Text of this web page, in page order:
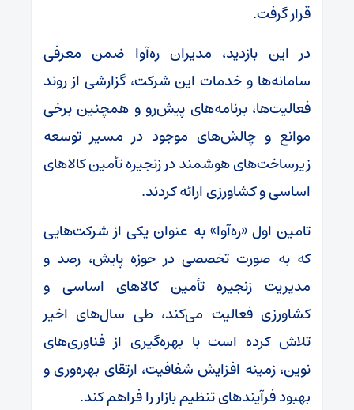
قرار گرفت.
در این بازدید، مدیران ره‌آوا ضمن معرفی
سامانه‌ها و خدمات این شرکت، گزارشی از روند
فعالیت‌ها، برنامه‌های پیش‌رو و همچنین برخی
موانع و چالش‌های موجود در مسیر توسعه
زیرساخت‌های هوشمند در زنجیره تأمین کالاهای
اساسی و کشاورزی ارائه کردند.
تامین اول «ره‌آوا» به عنوان یکی از شرکت‌هایی
که به صورت تخصصی در حوزه پایش، رصد و
مدیریت زنجیره تأمین کالاهای اساسی و
کشاورزی فعالیت می‌کند، طی سال‌های اخیر
تلاش کرده است با بهره‌گیری از فناوری‌های
نوین، زمینه افزایش شفافیت، ارتقای بهره‌وری و
بهبود فرآیندهای تنظیم بازار را فراهم کند.